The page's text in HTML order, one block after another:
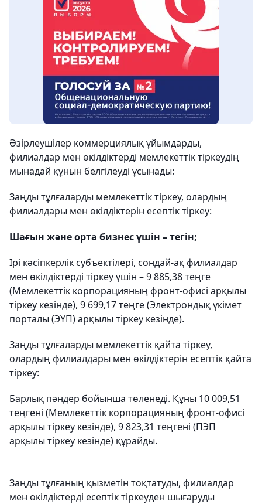
Әзірлеушілер коммерциялық ұйымдарды,
филиалдар мен өкілдіктерді мемлекеттік тіркеудің
мынадай құнын белгілеуді ұсынады:
Заңды тұлғаларды мемлекеттік тіркеу, олардың
филиалдары мен өкілдіктерін есептік тіркеу:
Шағын және орта бизнес үшін – тегін;
Ірі кәсіпкерлік субъектілері, сондай-ақ филиалдар
мен өкілдіктерді тіркеу үшін – 9 885,38 теңге
(Мемлекеттік корпорацияның фронт-офисі арқылы
тіркеу кезінде), 9 699,17 теңге (Электрондық үкімет
порталы (ЭҮП) арқылы тіркеу кезінде).
Заңды тұлғаларды мемлекеттік қайта тіркеу,
олардың филиалдары мен өкілдіктерін есептік қайта
тіркеу:
Барлық пәндер бойынша төленеді. Құны 10 009,51
теңгені (Мемлекеттік корпорацияның фронт-офисі
арқылы тіркеу кезінде), 9 823,31 теңгені (ПЭП
арқылы тіркеу кезінде) құрайды.
Заңды тұлғаның қызметін тоқтатуды, филиалдар
мен өкілдіктерді есептік тіркеуден шығаруды